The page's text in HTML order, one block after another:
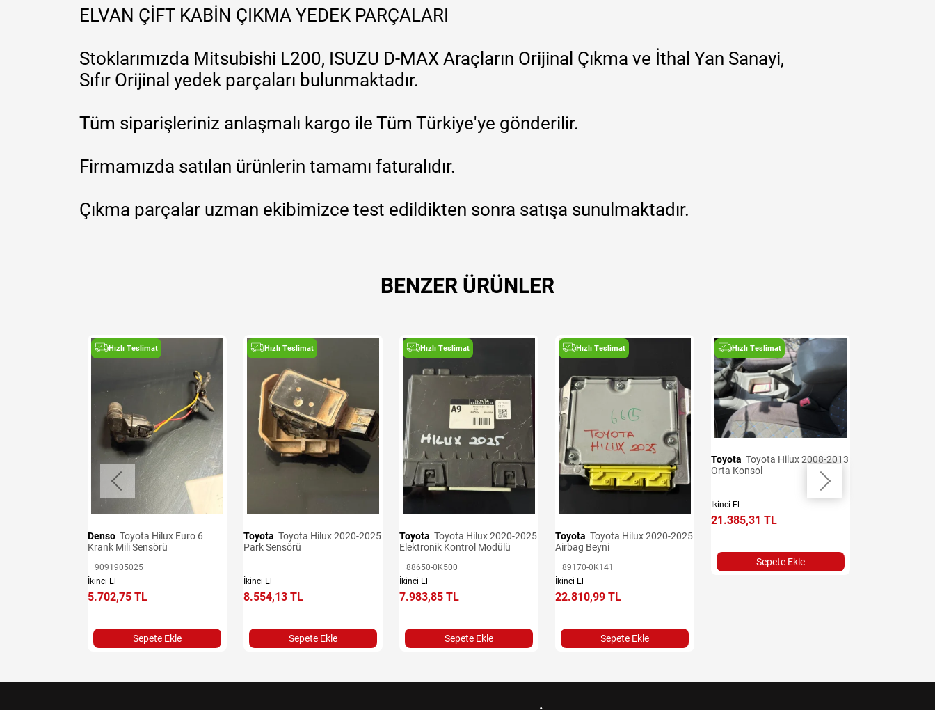
ELVAN ÇİFT KABİN ÇIKMA YEDEK PARÇALARI
Stoklarımızda Mitsubishi L200, ISUZU D-MAX Araçların Orijinal Çıkma ve İthal Yan Sanayi,
Sıfır Orijinal yedek parçaları bulunmaktadır.
Tüm siparişleriniz anlaşmalı kargo ile Tüm Türkiye'ye gönderilir.
Firmamızda satılan ürünlerin tamamı faturalıdır.
Çıkma parçalar uzman ekibimizce test edildikten sonra satışa sunulmaktadır.
BENZER ÜRÜNLER
Hızlı Teslimat
Denso Toyota Hilux Euro 6
Krank Mili Sensörü
9091905025
İkinci El
5.702,75 TL
Sepete Ekle
Hızlı Teslimat
Toyota
Park Sensörü
İkinci El
8.554,13 TL
Sepete Ekle
Hızlı Teslimat
Toyota
Elektronik Kontrol Modülü
88650-0K500
İkinci El
7.983,85 TL
Sepete Ekle
Hızlı Teslimat
Toyota
Airbag Beyni
89170-0K141
İkinci El
22.810,99 TL
Sepete Ekle
Hızlı Teslimat
Toyota
Orta Konsol
İkinci El
21.385,31 TL
Sepete Ekle